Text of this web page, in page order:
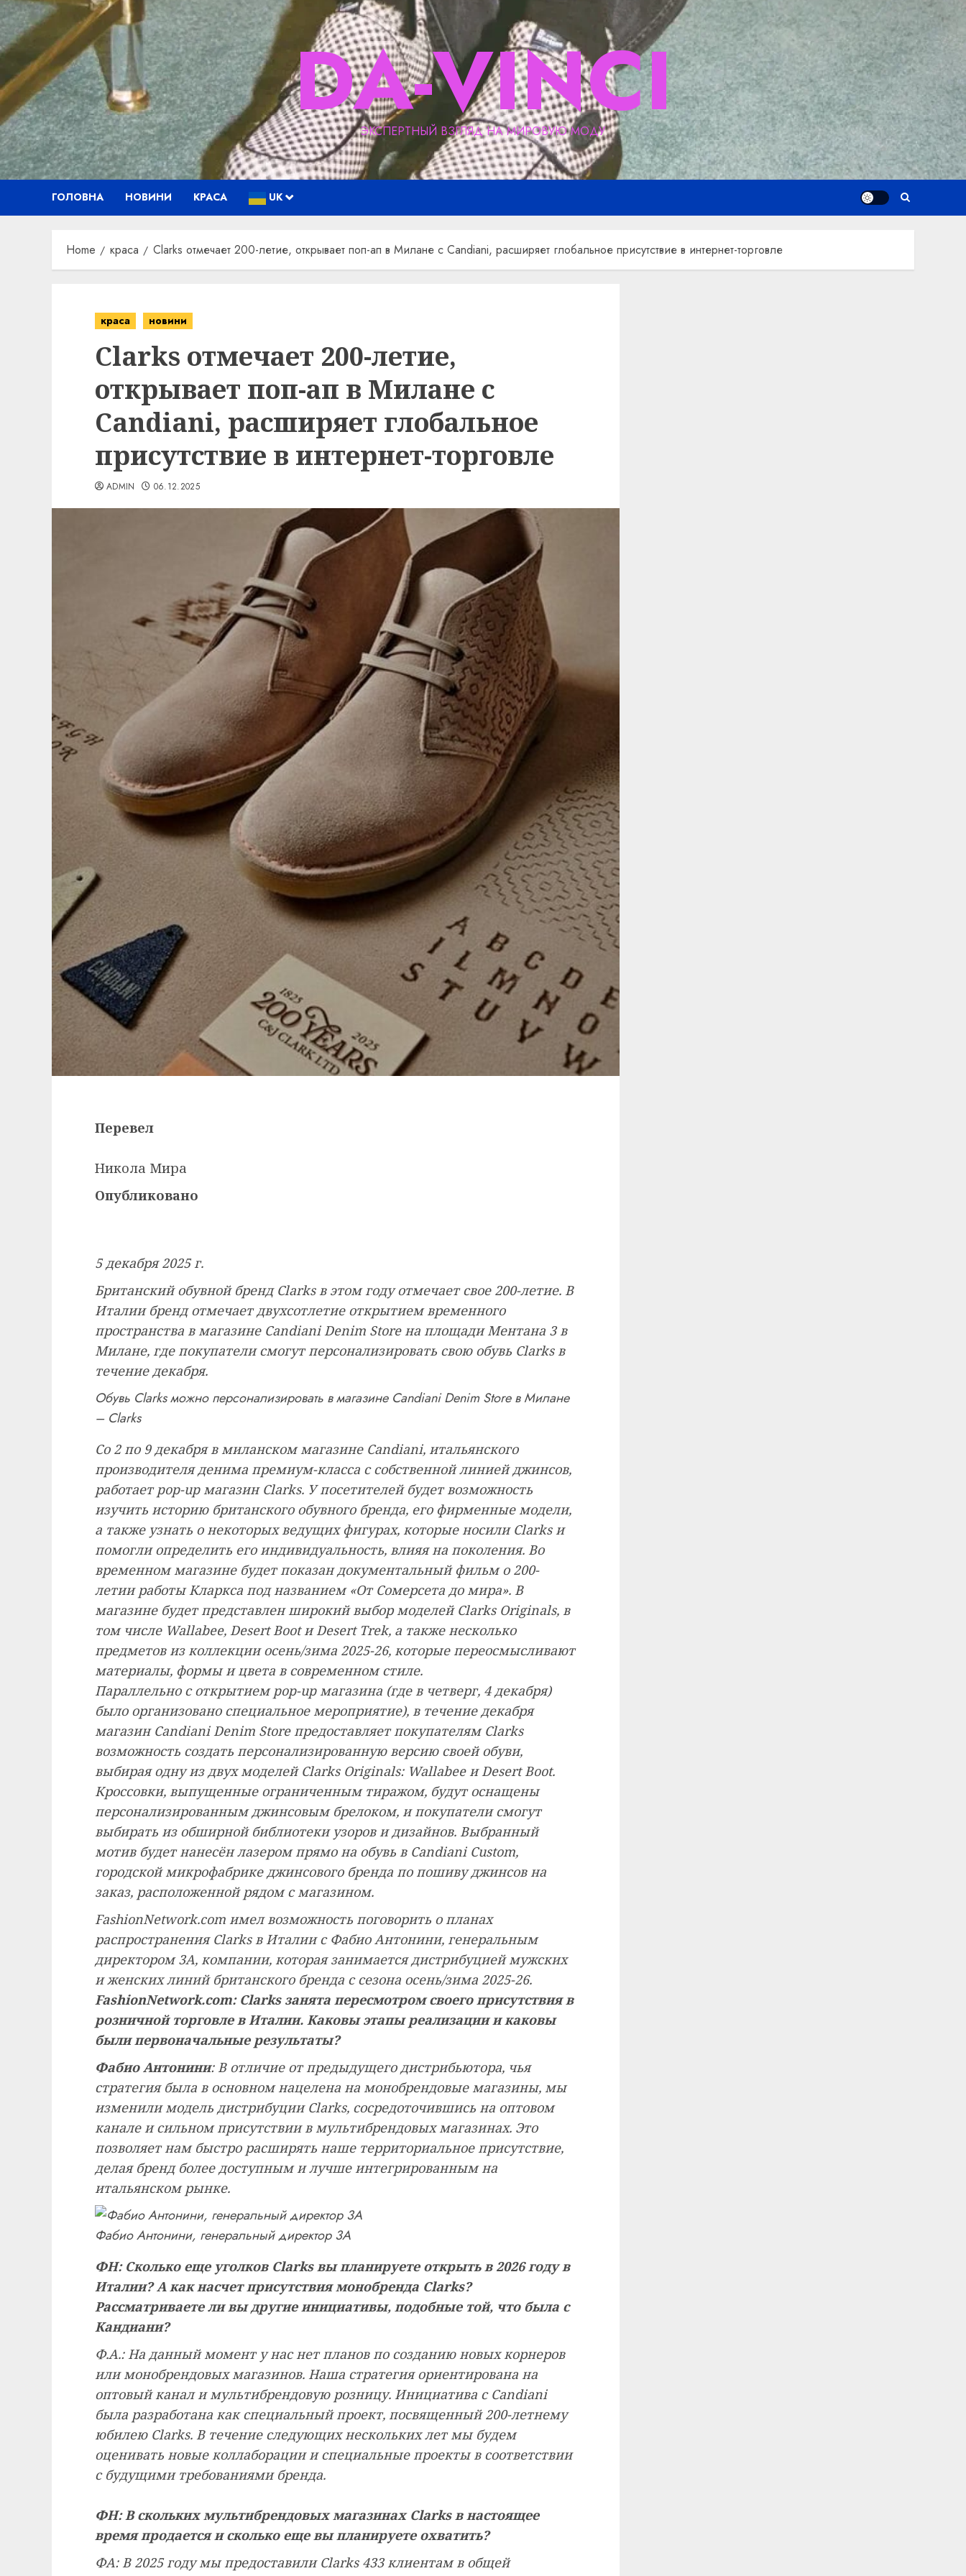
Skip
to
content
DA-VINCI
ЭКСПЕРТНЫЙ ВЗГЛЯД НА МИРОВУЮ МОДУ
ГОЛОВНА НОВИНИ КРАСА UK
Home краса Clarks отмечает 200-летие, открывает поп-ап в Милане с Candiani, расширяет глобальное присутствие в интернет-торговле
краса новини
Clarks отмечает 200-летие,
открывает поп-ап в Милане с
Candiani, расширяет глобальное
присутствие в интернет-торговле
ADMIN 06.12.2025
Перевел
Никола Мира
Опубликовано
5 декабря 2025 г.
Британский обувной бренд Clarks в этом году отмечает свое 200-летие. В
Италии бренд отмечает двухсотлетие открытием временного
пространства в магазине Candiani Denim Store на площади Ментана 3 в
Милане, где покупатели смогут персонализировать свою обувь Clarks в
течение декабря.
Обувь Clarks можно персонализировать в магазине Candiani Denim Store в Милане
– Clarks
Со 2 по 9 декабря в миланском магазине Candiani, итальянского
производителя денима премиум-класса с собственной линией джинсов,
работает pop-up магазин Clarks. У посетителей будет возможность
изучить историю британского обувного бренда, его фирменные модели,
а также узнать о некоторых ведущих фигурах, которые носили Clarks и
помогли определить его индивидуальность, влияя на поколения. Во
временном магазине будет показан документальный фильм о 200-
летии работы Кларкса под названием «От Сомерсета до мира». В
магазине будет представлен широкий выбор моделей Clarks Originals, в
том числе Wallabee, Desert Boot и Desert Trek, а также несколько
предметов из коллекции осень/зима 2025-26, которые переосмысливают
материалы, формы и цвета в современном стиле.
Параллельно с открытием pop-up магазина (где в четверг, 4 декабря)
было организовано специальное мероприятие), в течение декабря
магазин Candiani Denim Store предоставляет покупателям Clarks
возможность создать персонализированную версию своей обуви,
выбирая одну из двух моделей Clarks Originals: Wallabee и Desert Boot.
Кроссовки, выпущенные ограниченным тиражом, будут оснащены
персонализированным джинсовым брелоком, и покупатели смогут
выбирать из обширной библиотеки узоров и дизайнов. Выбранный
мотив будет нанесён лазером прямо на обувь в Candiani Custom,
городской микрофабрике джинсового бренда по пошиву джинсов на
заказ, расположенной рядом с магазином.
FashionNetwork.com имел возможность поговорить о планах
распространения Clarks в Италии с Фабио Антонини, генеральным
директором 3A, компании, которая занимается дистрибуцией мужских
и женских линий британского бренда с сезона осень/зима 2025-26.
FashionNetwork.com: Clarks занята пересмотром своего присутствия в
розничной торговле в Италии. Каковы этапы реализации и каковы
были первоначальные результаты?
Фабио Антонини: В отличие от предыдущего дистрибьютора, чья
стратегия была в основном нацелена на монобрендовые магазины, мы
изменили модель дистрибуции Clarks, сосредоточившись на оптовом
канале и сильном присутствии в мультибрендовых магазинах. Это
позволяет нам быстро расширять наше территориальное присутствие,
делая бренд более доступным и лучше интегрированным на
итальянском рынке.
Фабио Антонини, генеральный директор 3A
ФН: Сколько еще уголков Clarks вы планируете открыть в 2026 году в
Италии? А как насчет присутствия монобренда Clarks?
Рассматриваете ли вы другие инициативы, подобные той, что была с
Кандиани?
Ф.А.: На данный момент у нас нет планов по созданию новых корнеров
или монобрендовых магазинов. Наша стратегия ориентирована на
оптовый канал и мультибрендовую розницу. Инициатива с Candiani
была разработана как специальный проект, посвященный 200-летнему
юбилею Clarks. В течение следующих нескольких лет мы будем
оценивать новые коллаборации и специальные проекты в соответствии
с будущими требованиями бренда.
ФН: В скольких мультибрендовых магазинах Clarks в настоящее
время продается и сколько еще вы планируете охватить?
ФА: В 2025 году мы предоставили Clarks 433 клиентам в общей